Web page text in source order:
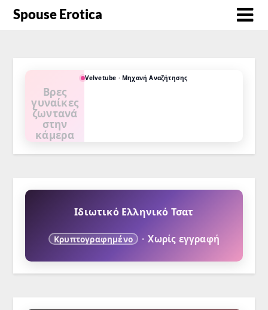
Spouse Erotica
Velvetube · Μηχανή Αναζήτησης
Διάλεξε
παιχνίδι
ρόλων
Μαμά. Κόρη.
Δασκάλα.
Νοσοκόμα.
Ιδιωτικό Ελληνικό Τσατ
Κρυπτογραφημένο · Χωρίς εγγραφή